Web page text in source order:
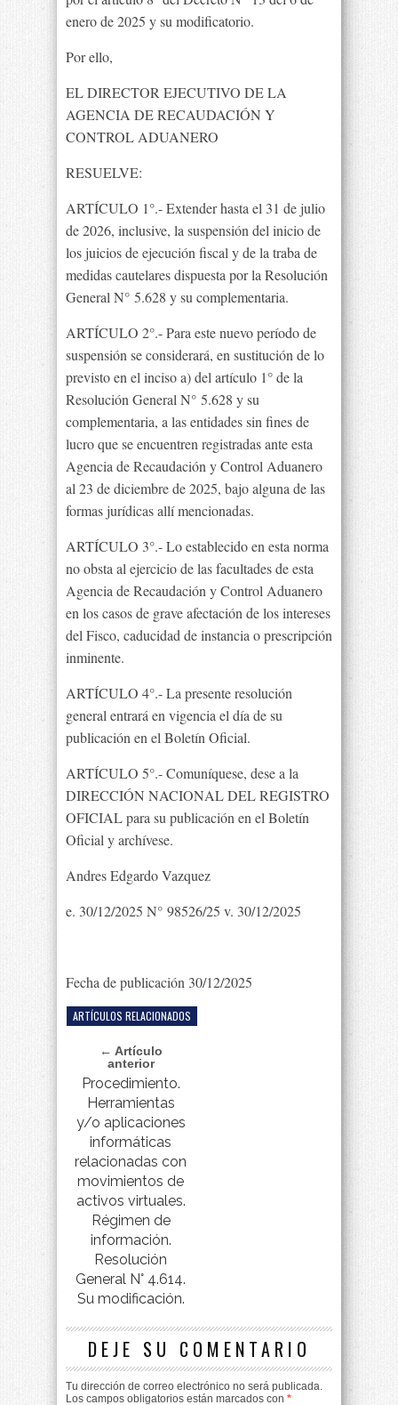
enero de 2025 y su modificatorio.
Por ello,
EL DIRECTOR EJECUTIVO DE LA
AGENCIA DE RECAUDACIÓN Y
CONTROL ADUANERO
RESUELVE:
ARTÍCULO 1°.- Extender hasta el 31 de julio
de 2026, inclusive, la suspensión del inicio de
los juicios de ejecución fiscal y de la traba de
medidas cautelares dispuesta por la Resolución
General N° 5.628 y su complementaria.
ARTÍCULO 2°.- Para este nuevo período de
suspensión se considerará, en sustitución de lo
previsto en el inciso a) del artículo 1° de la
Resolución General N° 5.628 y su
complementaria, a las entidades sin fines de
lucro que se encuentren registradas ante esta
Agencia de Recaudación y Control Aduanero
al 23 de diciembre de 2025, bajo alguna de las
formas jurídicas allí mencionadas.
ARTÍCULO 3°.- Lo establecido en esta norma
no obsta al ejercicio de las facultades de esta
Agencia de Recaudación y Control Aduanero
en los casos de grave afectación de los intereses
del Fisco, caducidad de instancia o prescripción
inminente.
ARTÍCULO 4°.- La presente resolución
general entrará en vigencia el día de su
publicación en el Boletín Oficial.
ARTÍCULO 5°.- Comuníquese, dese a la
DIRECCIÓN NACIONAL DEL REGISTRO
OFICIAL para su publicación en el Boletín
Oficial y archívese.
Andres Edgardo Vazquez
e. 30/12/2025 N° 98526/25 v. 30/12/2025
Fecha de publicación 30/12/2025
ARTÍCULOS RELACIONADOS
← Artículo
anterior
Procedimiento.
Herramientas
y/o aplicaciones
informáticas
relacionadas con
movimientos de
activos virtuales.
Régimen de
información.
Resolución
General N° 4.614.
Su modificación.
DEJE SU COMENTARIO
Tu dirección de correo electrónico no será publicada.
Los campos obligatorios están marcados con *